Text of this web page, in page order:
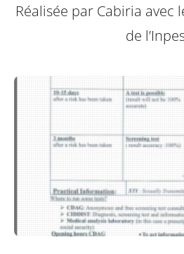
Réalisée par Cabiria
de